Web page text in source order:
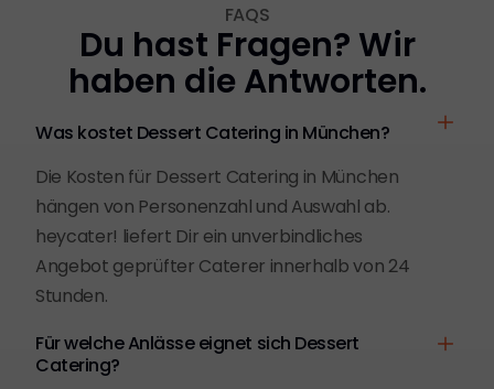
FAQS
Du hast Fragen? Wir
haben die Antworten.
Was kostet Dessert Catering in München?
Die Kosten für Dessert Catering in München
hängen von Personenzahl und Auswahl ab.
heycater! liefert Dir ein unverbindliches
Angebot geprüfter Caterer innerhalb von 24
Stunden.
Für welche Anlässe eignet sich Dessert
Catering?